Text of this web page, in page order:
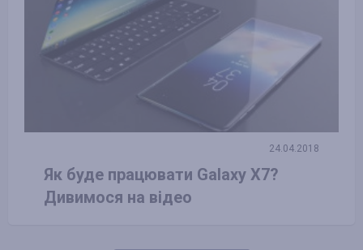
24.04.2018
Як буде працювати Galaxy X7?
Дивимося на відео